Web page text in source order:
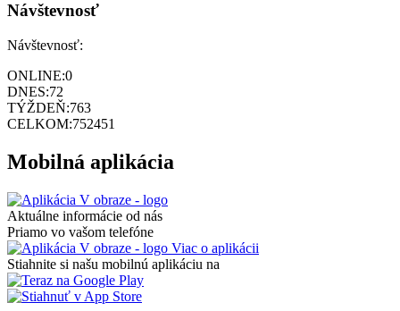
Návštevnosť
Návštevnosť:
ONLINE:0
DNES:72
TÝŽDEŇ:763
CELKOM:752451
Mobilná aplikácia
Aktuálne informácie od nás
Priamo vo vašom telefóne
Viac o aplikácii
Stiahnite si našu mobilnú aplikáciu na